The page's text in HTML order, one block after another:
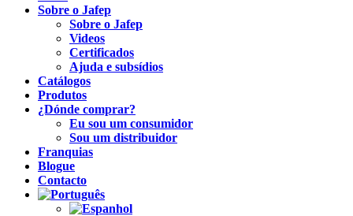
Sobre o Jafep
Sobre o Jafep
Videos
Certificados
Ajuda e subsídios
Catálogos
Produtos
¿Dónde comprar?
Eu sou um consumidor
Sou um distribuidor
Franquias
Blogue
Contacto